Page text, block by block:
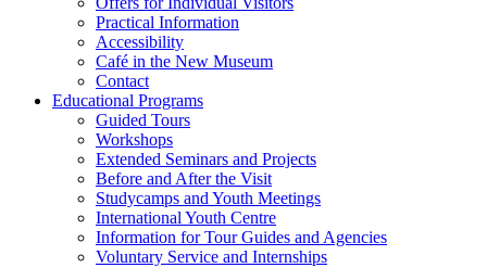
Practical Information
Accessibility
Café in the New Museum
Contact
Educational Programs
Guided Tours
Workshops
Extended Seminars and Projects
Before and After the Visit
Studycamps and Youth Meetings
International Youth Centre
Information for Tour Guides and Agencies
Voluntary Service and Internships